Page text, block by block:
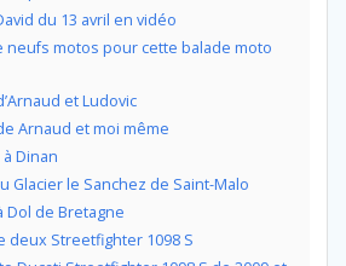
du 13 avril en vidéo
neufs motos pour cette balade moto
et Ludovic
Arnaud et moi même
Dinan
Glacier le Sanchez de Saint-Malo
Dol de Bretagne
deux Streetfighter 1098 S